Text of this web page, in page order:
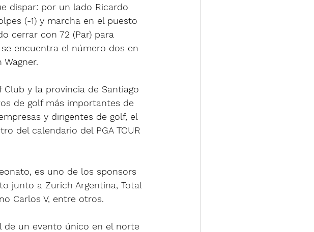
dispar: por un lado Ricardo
(-1) y marcha en el puesto
cerrar con 72 (Par) para
encuentra el número dos en
Club y la provincia de Santiago
de golf más importantes de
y dirigentes de golf, el
del calendario del PGA TOUR
es uno de los sponsors
junto a Zurich Argentina, Total
Carlos V, entre otros.
de un evento único en el norte